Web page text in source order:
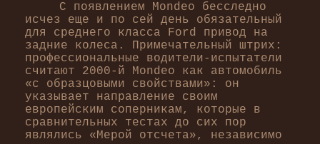
С появлением Mondeo бесследно
исчез еще и по сей день обязательный
для среднего класса Ford привод на
задние колеса. Примечательный штрих:
профессиональные водители-испытатели
считают 2000-й Mondeo как автомобиль
«с образцовыми свойствами»: он
указывает направление своим
европейским соперникам, которые в
сравнительных тестах до сих пор
являлись «Мерой отсчета», независимо